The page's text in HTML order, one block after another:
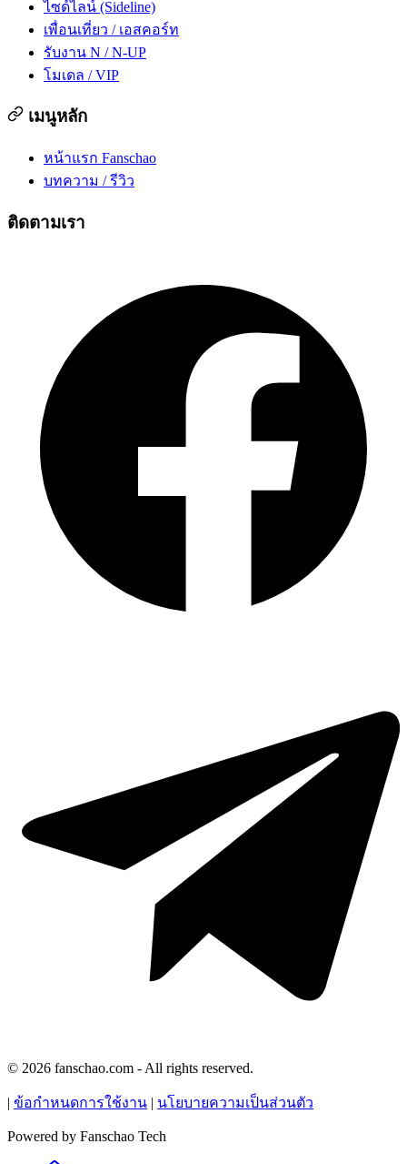
ไซด์ไลน์ (Sideline)
เพื่อนเที่ยว / เอสคอร์ท
รับงาน N / N-UP
โมเดล / VIP
เมนูหลัก
หน้าแรก Fanschao
บทความ / รีวิว
ติดตามเรา
© 2026 fanschao.com - All rights reserved.
ข้อกำหนดการใช้งาน นโยบายความเป็นส่วนตัว
Powered by Fanschao Tech